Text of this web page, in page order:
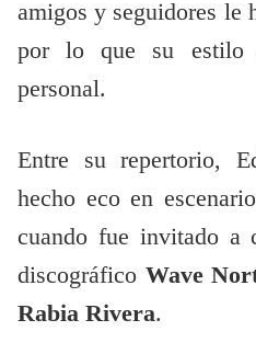
amigos y seguidores le
por lo que su estilo
personal.
Entre su repertorio,
hecho eco en
cuando fue invitado a
discográfico Wave
Rabia Rivera.